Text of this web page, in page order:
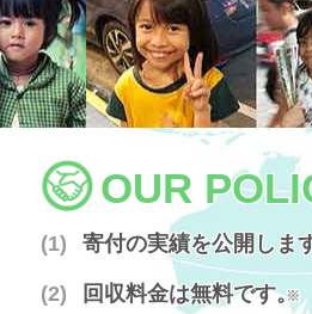
OUR
寄付の実績を公開しま
回収料金は無料です。
※